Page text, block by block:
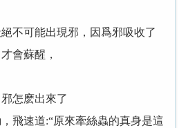
可能出現邪，因爲邪吸收了
會蘇醒，
怎麽出來了
速道:“原來牽絲蟲的真身是這